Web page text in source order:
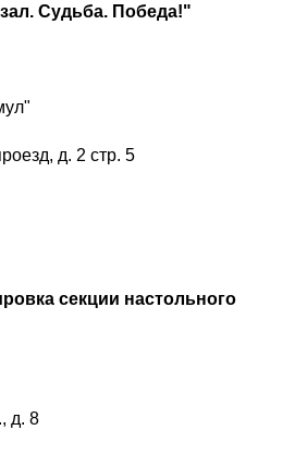
Судьба. Победа!"
д. 2 стр. 5
секции настольного
д. 8